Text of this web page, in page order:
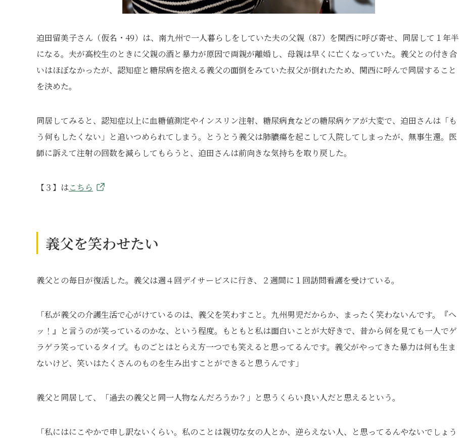
迫田留美子さん（仮名・49）は、南九州で一人暮らしをしていた夫の父親（87）を関西に呼び寄せ、同居して１年半
になる。夫が高校生のときに父親の酒と暴力が原因で両親が離婚し、母親は早くに亡くなっていた。義父との付き合
いはほぼなかったが、認知症と糖尿病を抱える義父の面倒をみていた叔父が倒れたため、関西に呼んで同居すること
を決めた。
同居してみると、認知症以上に血糖値測定やインスリン注射、糖尿病食などの糖尿病ケアが大変で、迫田さんは「も
う何もしたくない」と追いつめられてしまう。とうとう義父は肺膿瘍を起こして入院してしまったが、無事生還。医
師に訴えて注射の回数を減らしてもらうと、迫田さんは前向きな気持ちを取り戻した。
【３】はこちら
義父を笑わせたい
義父との毎日が復活した。義父は週４回デイサービスに行き、２週間に１回訪問看護を受けている。
「私が義父の介護生活で心がけているのは、義父を笑わすこと。九州男児だからか、まったく笑わないんです。『へ
ッ！』と言うのが笑っているのかな、という程度。もともと私は面白いことが大好きで、昔から何を見ても一人でゲ
ラゲラ笑っているタイプ。ものごとはとらえ方一つでも笑えると思ってるんです。義父がやってきた暴力は何も生ま
ないけど、笑いはたくさんのものを生み出すことができると思うんです」
義父と同居して、「過去の義父と同一人物なんだろうか？」と思うくらい良い人だと思えるという。
「私にはにこやかで申し訳ないくらい。私のことは親切な女の人とか、逆らえない人、と思ってるんやないでしょう